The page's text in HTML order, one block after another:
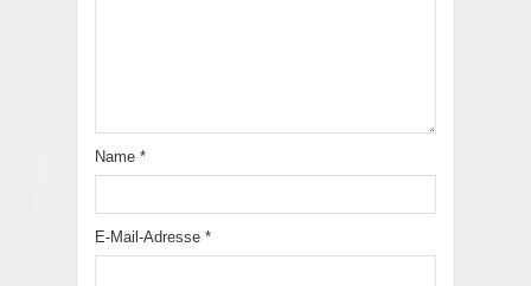
Name *
E-Mail-Adresse *